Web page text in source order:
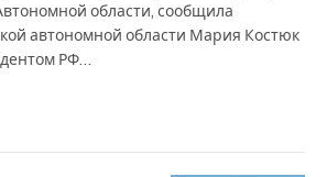
области, сообщила
автономной области Мария Костюк
РФ…